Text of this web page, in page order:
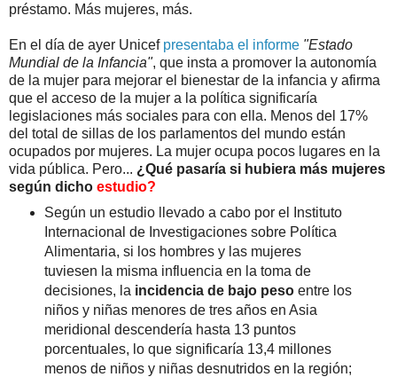
préstamo. Más mujeres, más.
En el día de ayer Unicef presentaba el informe "Estado
Mundial de la Infancia", que insta a promover la autonomía
de la mujer para mejorar el bienestar de la infancia y afirma
que el acceso de la mujer a la política significaría
legislaciones más sociales para con ella. Menos del 17%
del total de sillas de los parlamentos del mundo están
ocupados por mujeres. La mujer ocupa pocos lugares en la
vida pública. Pero... ¿Qué pasaría si hubiera más mujeres
según dicho estudio?
Según un estudio llevado a cabo por el Instituto
Internacional de Investigaciones sobre Política
Alimentaria, si los hombres y las mujeres
tuviesen la misma influencia en la toma de
decisiones, la incidencia de bajo pesoentre los
niños y niñas menores de tres años en Asia
meridional descendería hasta 13 puntos
porcentuales, lo que significaría 13,4 millones
menos de niños y niñas desnutridos en la región;